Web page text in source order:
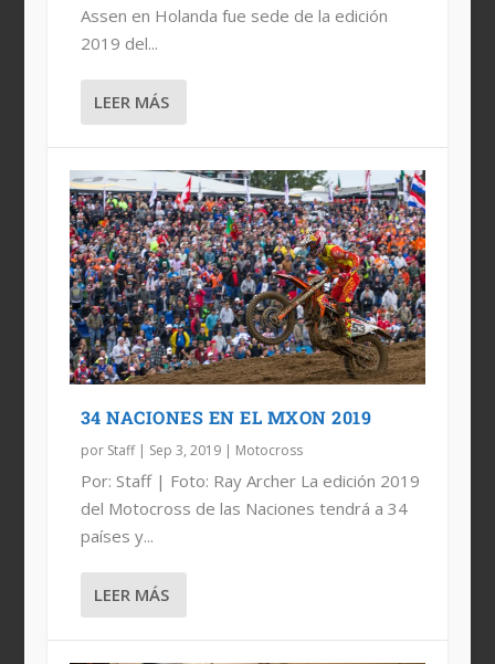
Assen en Holanda fue sede de la edición
2019 del...
LEER MÁS
34 NACIONES EN EL MXON 2019
por Staff| Sep 3, 2019| Motocross
Por: Staff | Foto: Ray Archer La edición 2019
del Motocross de las Naciones tendrá a 34
países y...
LEER MÁS